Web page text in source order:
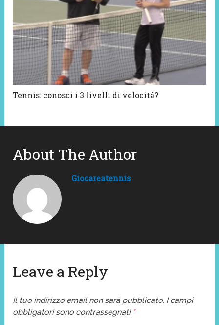
Tennis: conosci i 3 livelli di velocità?
About The Author
Giocareatennis
Leave a Reply
Il tuo indirizzo email non sarà pubblicato. I campi
obbligatori sono contrassegnati *